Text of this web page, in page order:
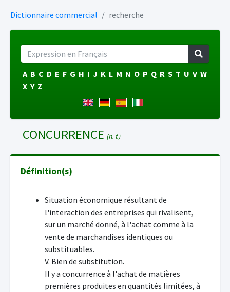
Dictionnaire commercial recherche
A B C D E F G H I J K L M N O P Q R S T U V W
X Y Z
CONCURRENCE (n. f.)
Définition(s)
Situation économique résultant de
l'interaction des entreprises qui rivalisent,
sur un marché donné, à l'achat comme à la
vente de marchandises identiques ou
substituables.
V. Bien de substitution.
Il y a concurrence à l'achat de matières
premières produites en quantités limitées, à